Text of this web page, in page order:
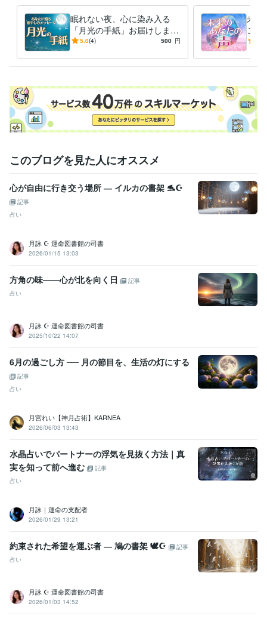
眠れない夜、心に染み入る
「月光の手紙」お届けします
前を向かなくていい。月の雫
のお守り
5.0(4) 500 円
未来
こか
*大
このブログを見た人にオススメ
心が自由に行き交う場所 ― イルカの書架 🐬☪︎
記事
占い
月詠 ☪︎ 運命図書館の司書
2026/01/15 13:03
方角の味——心が北を向く日
記事
占い
月詠 ☪︎ 運命図書館の司書
2025/10/22 14:07
6月の過ごし方 ── 月の節目を、生活の灯にする
記事
占い
月宮れい【神月占術】KARNEA
2026/06/03 13:43
水晶占いでパートナーの浮気を見抜く方法｜真
実を知って前へ進む
記事
占い
月詠｜運命の支配者
2026/01/29 13:21
約束された希望を運ぶ者 ― 鳩の書架 🕊☪︎
記事
占い
月詠 ☪︎ 運命図書館の司書
2026/01/03 14:52